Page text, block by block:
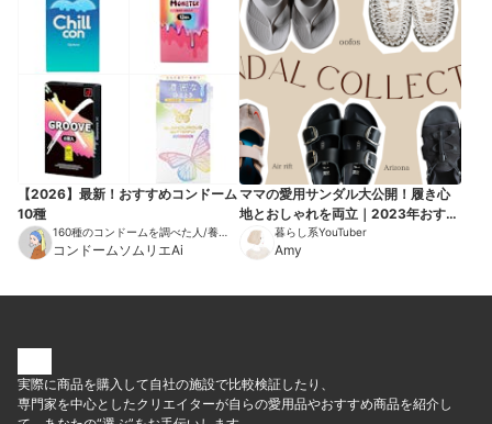
【2026】最新！おすすめコンドーム
10種
160種のコンドームを調べた人/養護
教諭/公認心理師/思春期保健相談士
コンドームソムリエAi
ママの愛用サンダル大公開！履き心
地とおしゃれを両立｜2023年おすす
めモデル暮らし系YouTuber
Amy
実際に商品を購入して自社の施設で比較検証したり、
専門家を中心としたクリエイターが自らの愛用品やおすすめ商品を紹介し